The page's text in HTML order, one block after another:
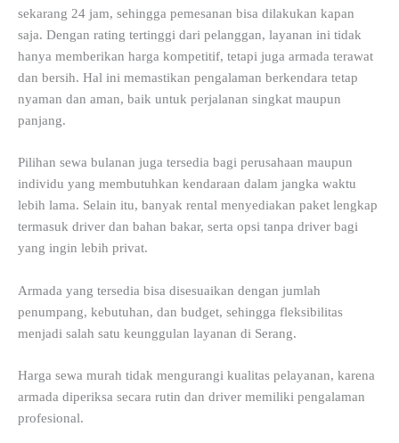
sekarang 24 jam, sehingga pemesanan bisa dilakukan kapan
saja. Dengan rating tertinggi dari pelanggan, layanan ini tidak
hanya memberikan harga kompetitif, tetapi juga armada terawat
dan bersih. Hal ini memastikan pengalaman berkendara tetap
nyaman dan aman, baik untuk perjalanan singkat maupun
panjang.
Pilihan sewa bulanan juga tersedia bagi perusahaan maupun
individu yang membutuhkan kendaraan dalam jangka waktu
lebih lama. Selain itu, banyak rental menyediakan paket lengkap
termasuk driver dan bahan bakar, serta opsi tanpa driver bagi
yang ingin lebih privat.
Armada yang tersedia bisa disesuaikan dengan jumlah
penumpang, kebutuhan, dan budget, sehingga fleksibilitas
menjadi salah satu keunggulan layanan di Serang.
Harga sewa murah tidak mengurangi kualitas pelayanan, karena
armada diperiksa secara rutin dan driver memiliki pengalaman
profesional.